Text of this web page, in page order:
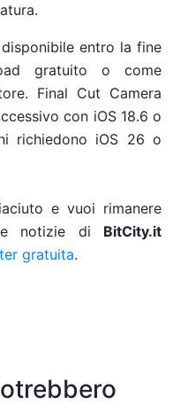
entro la fine
gratuito o come
Final Cut Camera
con iOS 18.6 o
richiedono iOS 26 o
e vuoi rimanere
notizie di BitCity.it
gratuita.